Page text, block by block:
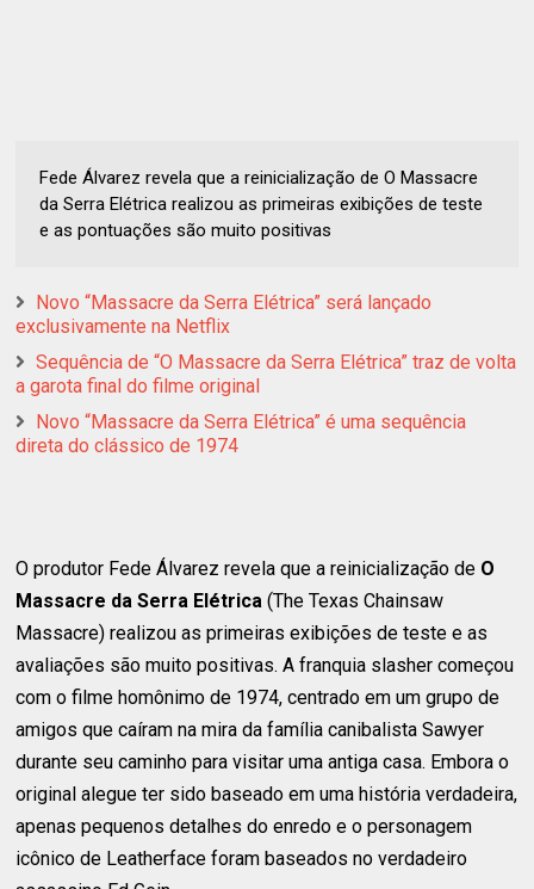
Fede Álvarez revela que a reinicialização de O Massacre
da Serra Elétrica realizou as primeiras exibições de teste
e as pontuações são muito positivas
Novo “Massacre da Serra Elétrica” será lançado
exclusivamente na Netflix
Sequência de “O Massacre da Serra Elétrica” traz de volta
a garota final do filme original
Novo “Massacre da Serra Elétrica” é uma sequência
direta do clássico de 1974
O produtor Fede Álvarez revela que a reinicialização de O
Massacre da Serra Elétrica (The Texas Chainsaw
Massacre) realizou as primeiras exibições de teste e as
avaliações são muito positivas. A franquia slasher começou
com o filme homônimo de 1974, centrado em um grupo de
amigos que caíram na mira da família canibalista Sawyer
durante seu caminho para visitar uma antiga casa. Embora o
original alegue ter sido baseado em uma história verdadeira,
apenas pequenos detalhes do enredo e o personagem
icônico de Leatherface foram baseados no verdadeiro